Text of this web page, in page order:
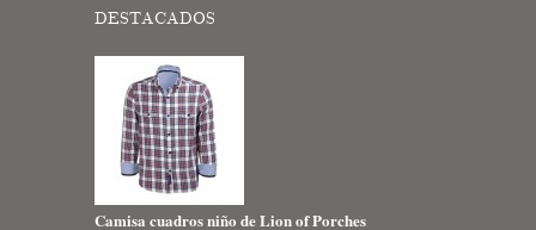
DESTACADOS
Camisa cuadros niño de Lion of Porches